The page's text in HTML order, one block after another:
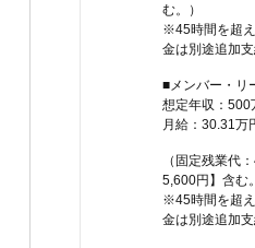
む。）
※45時間を超
金は別途追加
■メンバー・リ
想定年収：500
月給：30.31万
（固定残業代
5,600円】含む
※45時間を超
金は別途追加